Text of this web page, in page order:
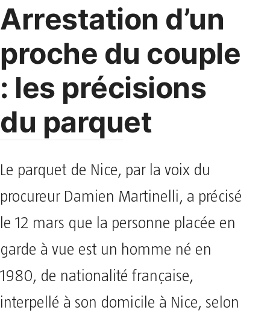
Arrestation d’un
proche du couple
: les précisions
du parquet
Le parquet de Nice, par la voix du
procureur Damien Martinelli, a précisé
le 12 mars que la personne placée en
garde à vue est un homme né en
1980, de nationalité française,
interpellé à son domicile à Nice, selon